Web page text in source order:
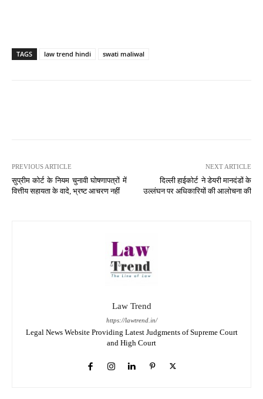
TAGS law trend hindi swati maliwal
PREVIOUS ARTICLE
सुप्रीम कोर्ट के नियम चुनावी घोषणापत्रों में
वित्तीय सहायता के वादे, भ्रष्ट आचरण नहीं
NEXT ARTICLE
दिल्ली हाईकोर्ट ने डेयरी मानदंडों के
उल्लंघन पर अधिकारियों की आलोचना की
Law Trend
https://lawtrend.in/
Legal News Website Providing Latest Judgments of Supreme Court
and High Court